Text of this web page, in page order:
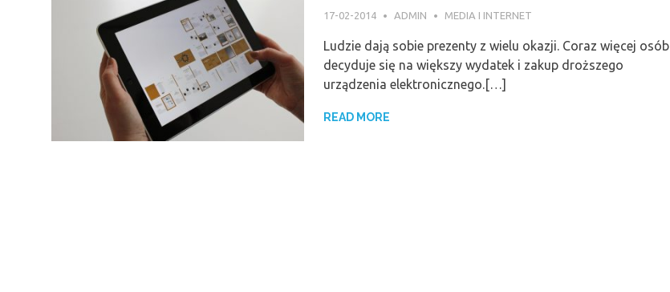
17-02-2014 ADMIN MEDIA I INTERNET
Ludzie dają sobie prezenty z wielu okazji. Coraz więcej osób
decyduje się na większy wydatek i zakup droższego
urządzenia elektronicznego.[…]
READ MORE